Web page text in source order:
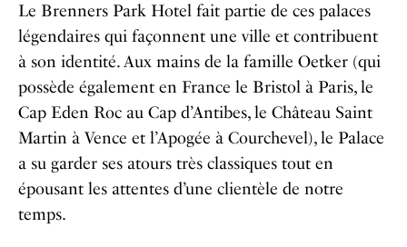
Le Brenners Park Hotel fait partie de ces palaces
légendaires qui façonnent une ville et contribuent
à son identité. Aux mains de la famille Oetker (qui
possède également en France le Bristol à Paris, le
Cap Eden Roc au Cap d’Antibes, le Château Saint
Martin à Vence et l’Apogée à Courchevel), le Palace
a su garder ses atours très classiques tout en
épousant les attentes d’une clientèle de notre
temps.